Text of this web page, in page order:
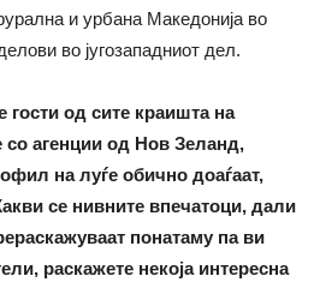
и урбана Македонија во
во југозападниот дел.
од сите краишта на
со агенции од Нов Зеланд,
на луѓе обично доаѓаат,
се нивните впечатоци, дали
понатаму па ви
раскажете некоја интересна